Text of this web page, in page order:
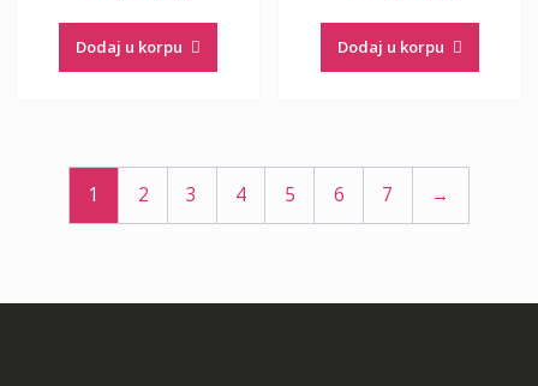
Dodaj u korpu Dodaj u korpu
1 2 3 4 5 6 7 →